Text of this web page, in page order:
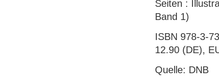
Seiten :
Band 1)
ISBN 978-3-
12.90 (DE),
Quelle: DNB